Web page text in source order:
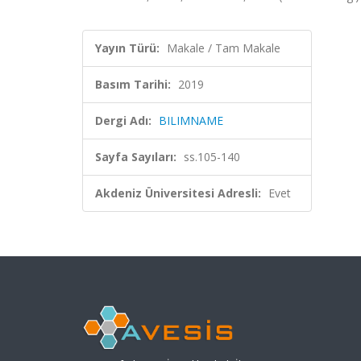
Yayın Türü: Makale / Tam Makale
Basım Tarihi: 2019
Dergi Adı: BILIMNAME
Sayfa Sayıları: ss.105-140
Akdeniz Üniversitesi Adresli: Evet